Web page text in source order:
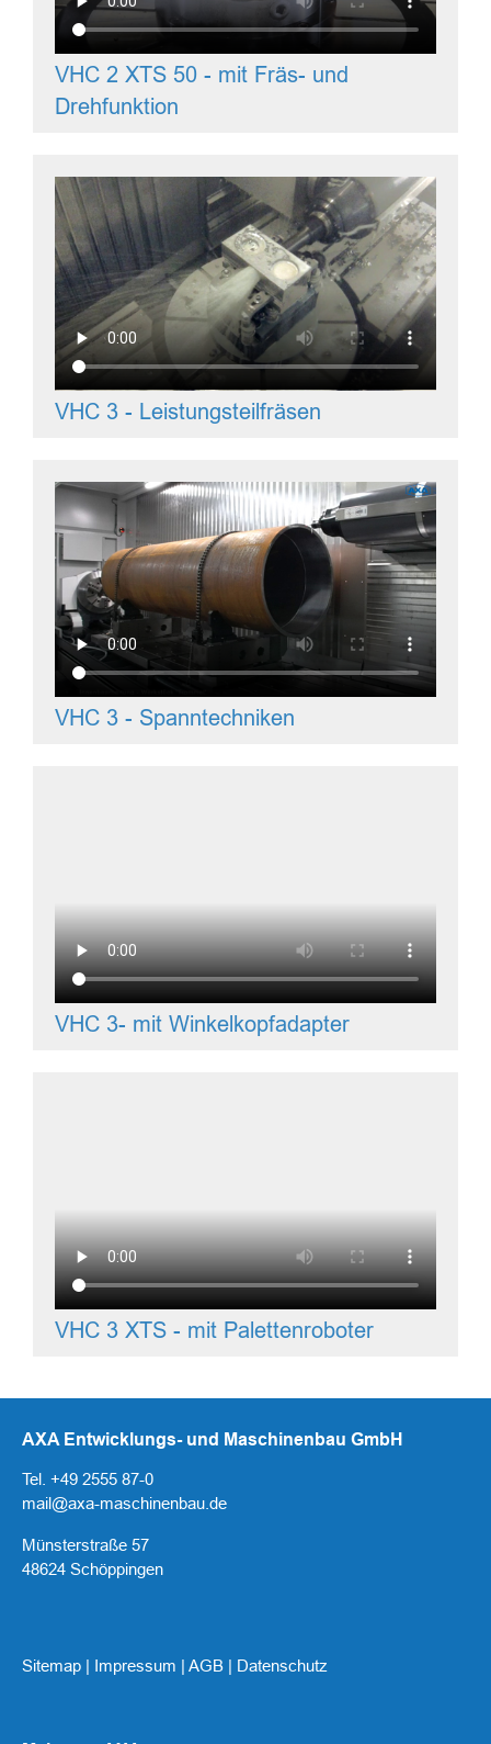
VHC 2 XTS 50 - mit Fräs- und
Drehfunktion
VHC 3 - Leistungsteilfräsen
VHC 3 - Spanntechniken
VHC 3- mit Winkelkopfadapter
VHC 3 XTS - mit Palettenroboter
AXA Entwicklungs- und Maschinenbau GmbH
Tel. +49 2555 87-0
mail@axa-maschinenbau.de
Münsterstraße 57
48624 Schöppingen
Sitemap | Impressum | AGB | Datenschutz